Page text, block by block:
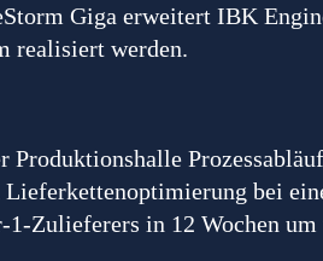
Giga erweitert IBK
realisiert werden.
Lieferkettenoptimierung bei
Zulieferers in 12 Wochen